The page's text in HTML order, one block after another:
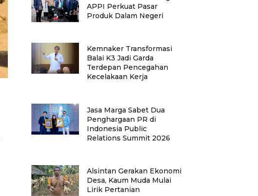
APPI Perkuat Pasar
Produk Dalam Negeri
Kemnaker Transformasi
Balai K3 Jadi Garda
Terdepan Pencegahan
Kecelakaan Kerja
Jasa Marga Sabet Dua
Penghargaan PR di
Indonesia Public
Relations Summit 2026
Alsintan Gerakan Ekonomi
Desa, Kaum Muda Mulai
Lirik Pertanian